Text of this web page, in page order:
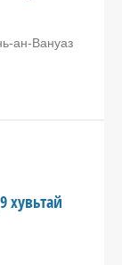
ан-Вануаз
хувьтай